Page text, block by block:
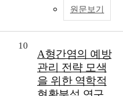
원문보기
10
A형간염의 예방
관리 전략 모색
을 위한 역학적